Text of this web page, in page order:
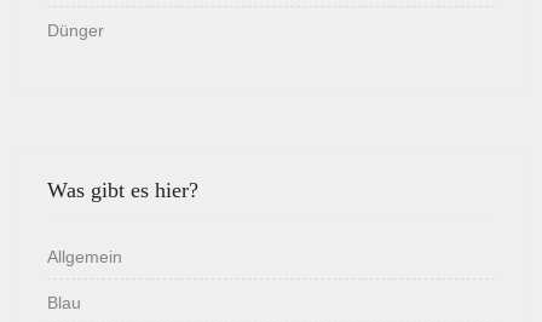
Dünger
Was gibt es hier?
Allgemein
Blau